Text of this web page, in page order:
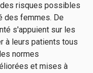
risques possibles
des femmes. De
s'appuient sur les
à leurs patients tous
normes
et mises à